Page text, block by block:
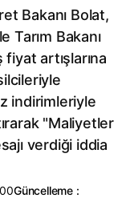
Bakanı Bolat,
Tarım Bakanı
artışlarına
indirimleriyle
"Maliyetler
verdiği iddia
Güncelleme :